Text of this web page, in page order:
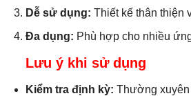
Dễ sử dụng: Thiết kế thân thiện
Đa dụng: Phù hợp cho nhiều
Lưu ý khi sử dụng
Kiểm tra định kỳ: Thường xuyên